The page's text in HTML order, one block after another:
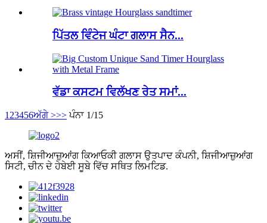
ਪਿੱਤਲ ਵਿੰਟੇਜ ਘੰਟਾ ਗਲਾਸ ਸੈਨ...
ਵੱਡਾ ਕਸਟਮ ਵਿਲੱਖਣ ਰੇਤ ਸਮਾਂ...
1 23456ਅੱਗੇ >>> ਪੰਨਾ 1/15
ਅਸੀਂ, ਸ਼ਿਜੀਆਜ਼ੁਆਂਗ ਕਿਆਓਕੀ ਗਲਾਸ ਉਤਪਾਦ ਕੰਪਨੀ, ਸ਼ਿਜੀਆਜ਼ੁਆਂਗ
ਸਿਟੀ, ਚੀਨ ਦੇ ਹੇਬੇਈ ਸੂਬੇ ਵਿੱਚ ਸਥਿਤ ਲਿਮਟਿਡ.